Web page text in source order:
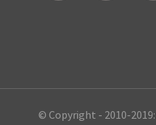
© Copyright - 2010-